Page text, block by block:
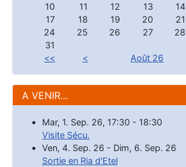
10
11 12 13 14
17
18 19 20 21
24
25 26 27 28
31
<<
< Août 26
A VENIR...
Mar, 1. Sep. 26, 17:30 - 18:30
Visite Sécu.
Ven, 4. Sep. 26 - Dim, 6. Sep. 26
Sortie en Ria d'Etel